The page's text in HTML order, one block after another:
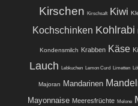
Kirschen Kirschsaft Kiwi
Kochschinken Kohlrabi
Kondensmilch Krabben Käse
Lauch Lebkuchen Lemon Curd Limetten
Majoran Mandarinen
Mayonnaise Meeresfrüchte Melone